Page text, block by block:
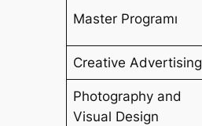
Master Programı
Creative Advertising
Photography and
Visual Design